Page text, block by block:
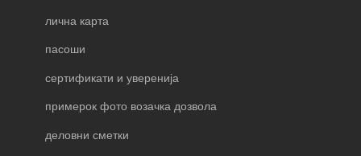
лична карта
пасоши
сертификати и уверенија
примерок фото возачка дозвола
деловни сметки